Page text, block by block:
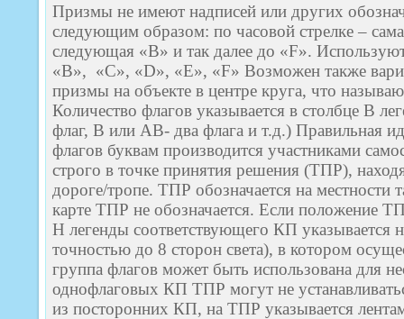
Призмы не имеют надписей или других
следующим образом: по часовой стрелке –
следующая «В» и так далее до «F».
«B», «C», «D», «E», «F» Возможен также
призмы на объекте в центре круга, что
Количество флагов указывается в столбце B
флаг, B или AB- два флага и т.д.) Правильная
флагов буквам производится участниками
строго в точке принятия решения (ТПР),
дороге/тропе. ТПР обозначается на
карте ТПР не обозначается. Если положение
H легенды соответствующего КП указывается
точностью до 8 сторон света), в котором
группа флагов может быть использована для
однофлаговых КП ТПР могут не
из посторонних КП, на ТПР указывается